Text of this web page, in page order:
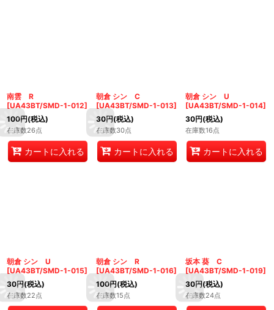
南雲 R
[UA43BT/SMD-1-012]
100円(税込)
在庫数26点
カートに入れる
朝倉 シン C
[UA43BT/SMD-1-013]
30円(税込)
在庫数30点
カートに入れる
朝倉 シン U
[UA43BT/SMD-1-014]
30円(税込)
在庫数16点
カートに入れる
朝倉 シン U
[UA43BT/SMD-1-015]
30円(税込)
在庫数22点
朝倉 シン R
[UA43BT/SMD-1-016]
100円(税込)
在庫数15点
坂本 葵 C
[UA43BT/SMD-1-019]
30円(税込)
在庫数24点